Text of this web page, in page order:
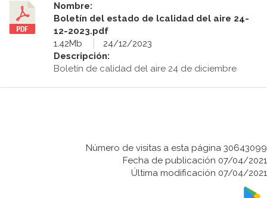
Nombre:
Boletín del estado de lcalidad del aire 24-
12-2023.pdf
1.42Mb
24/12/2023
Descripción:
Boletín de calidad del aire 24 de diciembre
Número de visitas a esta página 30643099
Fecha de publicación 07/04/2021
Última modificación 07/04/2021